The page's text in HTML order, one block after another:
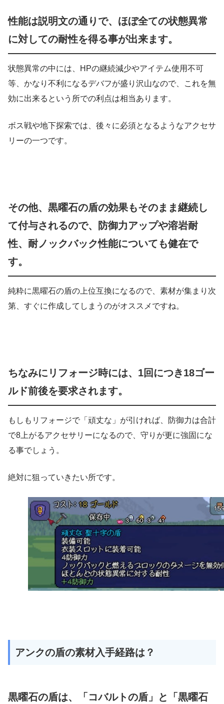
性能は説明文の通りで、ほぼ全ての状態異常
に対しての耐性を得る事が出来ます。
状態異常の中には、HPの継続減少やアイテム使用不可
等、かなり不利になるデバフが盛り沢山なので、これを無
効に出来るという所での利点は相当あります。
ボス戦や地下探索では、後々に必須となるようなアクセサ
リーの一つです。
その他、黒曜石の盾の効果もそのまま継続し
て付与されるので、防御力アップや溶岩耐
性、耐ノックバック性能についても健在で
す。
純粋に黒曜石の盾の上位互換になるので、素材が集まり次
第、すぐに作成してしまうのがオススメですね。
ちなみにリフォージ時には、1回につき18ゴー
ルド前後を要求されます。
もしもリフォージで「頑丈な」が引ければ、防御力は合計
で8上がるアクセサリーになるので、守りが更に強固にな
る事でしょう。
絶対に狙っていきたい所です。
アンクの盾の素材入手経路は？
黒曜石の盾は、「コバルトの盾」と「黒曜石